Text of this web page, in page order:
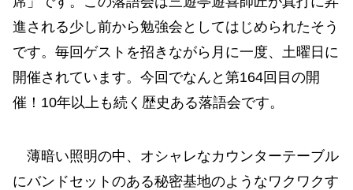
進される少し前から勉強会としてはじめられたそう
です。毎回ゲストを招きながら月に一度、土曜日に
開催されています。今回でなんと第164回目の開
催！10年以上も続く歴史ある落語会です。
薄暗い照明の中、オシャレなカウンターテーブル
にバンドセットのある秘密基地のようなワクワクす